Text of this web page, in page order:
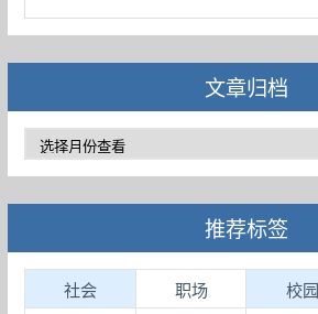
文章归档
推荐标签
社会 职场 校园